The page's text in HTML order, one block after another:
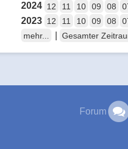
2024 12 11 10 09 08
2023 12 11 10 09 08
mehr...
Gesamter
Forum